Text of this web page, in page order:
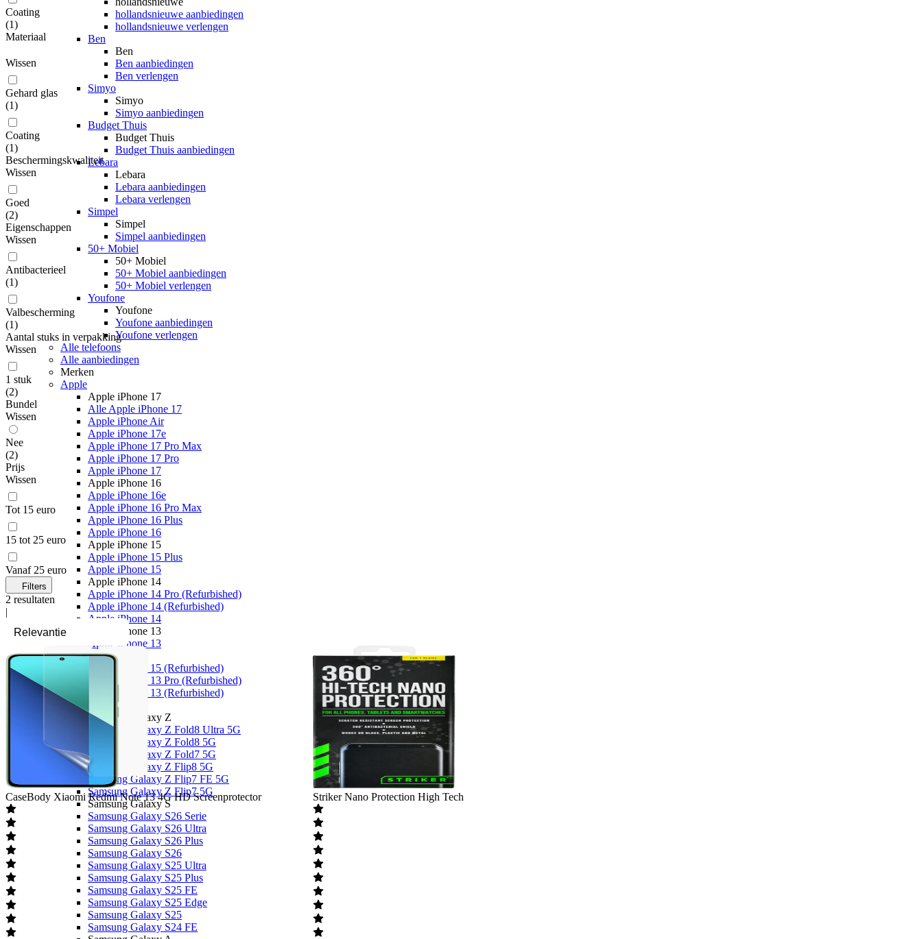
hollandsnieuwe aanbiedingen
hollandsnieuwe verlengen
Ben
Ben
Ben aanbiedingen
Ben verlengen
Simyo
Simyo
Simyo aanbiedingen
Budget Thuis
Budget Thuis
Budget Thuis aanbiedingen
Lebara
Lebara
Lebara aanbiedingen
Lebara verlengen
Simpel
Simpel
Simpel aanbiedingen
50+ Mobiel
50+ Mobiel
50+ Mobiel aanbiedingen
50+ Mobiel verlengen
Youfone
Youfone
Youfone aanbiedingen
Youfone verlengen
Alle telefoons
Alle aanbiedingen
Merken
Apple
Apple iPhone 17
Alle Apple iPhone 17
Apple iPhone Air
Apple iPhone 17e
Apple iPhone 17 Pro Max
Apple iPhone 17 Pro
Apple iPhone 17
Apple iPhone 16
Apple iPhone 16e
Apple iPhone 16 Pro Max
Apple iPhone 16 Plus
Apple iPhone 16
Apple iPhone 15
Apple iPhone 15 Plus
Apple iPhone 15
Apple iPhone 14
Apple iPhone 14 Pro (Refurbished)
Apple iPhone 14 (Refurbished)
Apple iPhone 14
Apple iPhone 13
Apple iPhone 13
Overige
Apple iPhone 15 (Refurbished)
Apple iPhone 13 Pro (Refurbished)
Apple iPhone 13 (Refurbished)
Samsung
Samsung Galaxy Z
Samsung Galaxy Z Fold8 Ultra 5G
Samsung Galaxy Z Fold8 5G
Samsung Galaxy Z Fold7 5G
Samsung Galaxy Z Flip8 5G
Samsung Galaxy Z Flip7 FE 5G
Samsung Galaxy Z Flip7 5G
Samsung Galaxy S
Samsung Galaxy S26 Serie
Samsung Galaxy S26 Ultra
Samsung Galaxy S26 Plus
Samsung Galaxy S26
Samsung Galaxy S25 Ultra
Samsung Galaxy S25 Plus
Samsung Galaxy S25 FE
Samsung Galaxy S25 Edge
Samsung Galaxy S25
Samsung Galaxy S24 FE
Coating
(1)
Materiaal
Wissen
Gehard glas
(1)
Coating
(1)
Beschermingskwaliteit
Wissen
Goed
(2)
Eigenschappen
Wissen
Antibacterieel
(1)
Valbescherming
(1)
Aantal stuks in verpakking
Wissen
1 stuk
(2)
Bundel
Wissen
Nee
(2)
Prijs
Wissen
Tot 15 euro
15 tot 25 euro
Vanaf 25 euro
Filters
2 resultaten
|
CaseBody Xiaomi Redmi Note 13 4G HD Screenprotector Striker Nano Protection High Tech